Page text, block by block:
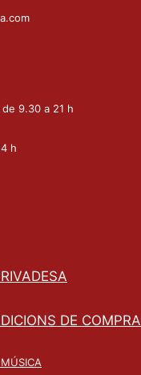
9.30 a 21 h
h
DE COMPRA